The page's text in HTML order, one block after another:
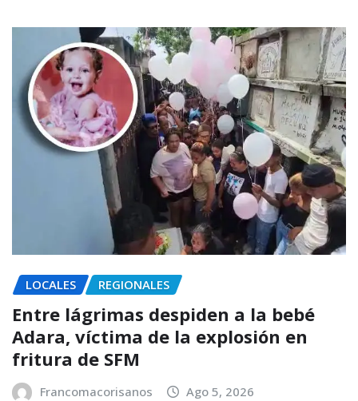
LOCALES REGIONALES
Entre lágrimas despiden a la bebé
Adara, víctima de la explosión en
fritura de SFM
Francomacorisanos Ago 5, 2026